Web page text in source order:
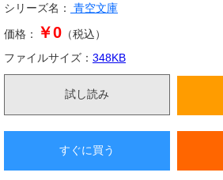
シリーズ名：
青空文庫
価格： ￥0 （税込）
ファイルサイズ： 348KB
試し読み
すぐに買う